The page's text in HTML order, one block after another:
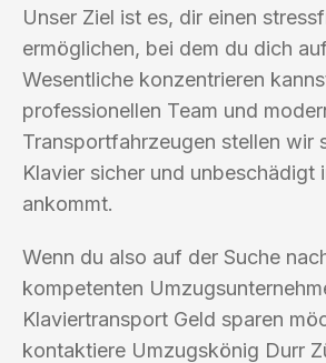
Unser Ziel ist es, dir einen
ermöglichen, bei dem du dich
Wesentliche konzentrieren
professionellen Team und
Transportfahrzeugen stellen wir
Klavier sicher und unbeschädigt
ankommt.
Wenn du also auf der Suche
kompetenten
Klaviertransport Geld sparen
kontaktiere Umzugskönig Durr